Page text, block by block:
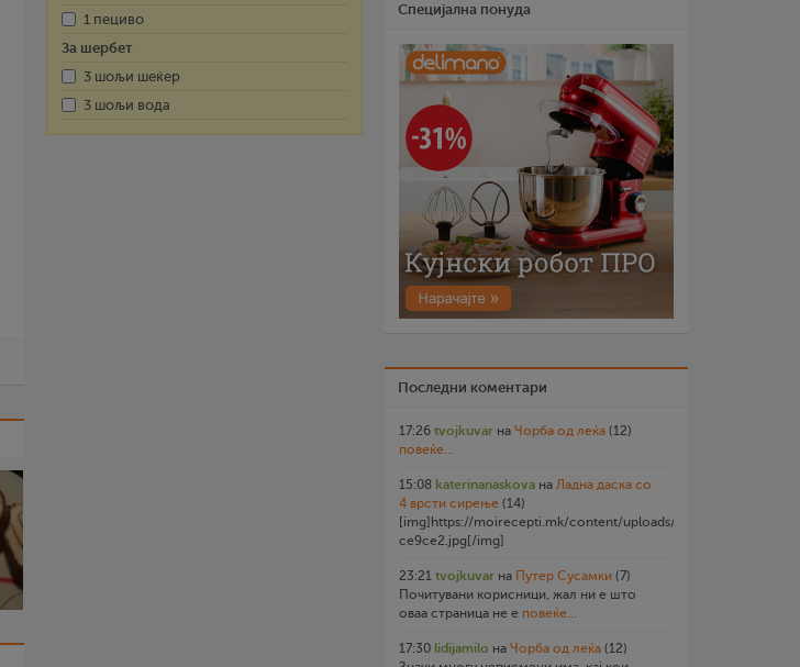
1 пециво
За шербет
3 шољи шеќер
3 шољи вода
Специјална понуда
Последни коментари
17:26 tvojkuvar на Чорба од леќа (12)
повеќе...
15:08 katerinanaskova на Ладна даска со
4 врсти сирење (14)
[img]https://moirecepti.mk/content/uploads/2026/07/
ce9ce2.jpg[/img]
23:21 tvojkuvar на Путер Сусамки (7)
Почитувани корисници, жал ни е што
оваа страница не е повеќе...
17:30 lidijamilo на Чорба од леќа (12)